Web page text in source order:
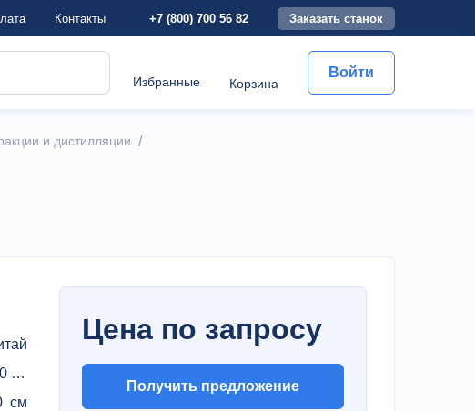
Контакты +7 (800) 700 56 82 Заказать станок
Избранные Корзина
Войти
и дистилляции /
240 / 260 / 450 / 470 / 1000 / 1030 / 1350
см
Цена по запросу
Получить предложение